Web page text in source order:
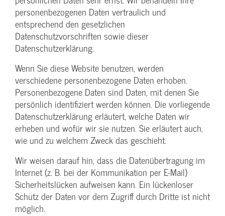
personenbezogenen Daten vertraulich und
entsprechend den gesetzlichen
Datenschutzvorschriften sowie dieser
Datenschutzerklärung.
Wenn Sie diese Website benutzen, werden
verschiedene personenbezogene Daten erhoben.
Personenbezogene Daten sind Daten, mit denen Sie
persönlich identifiziert werden können. Die vorliegende
Datenschutzerklärung erläutert, welche Daten wir
erheben und wofür wir sie nutzen. Sie erläutert auch,
wie und zu welchem Zweck das geschieht.
Wir weisen darauf hin, dass die Datenübertragung im
Internet (z. B. bei der Kommunikation per E-Mail)
Sicherheitslücken aufweisen kann. Ein lückenloser
Schutz der Daten vor dem Zugriff durch Dritte ist nicht
möglich.